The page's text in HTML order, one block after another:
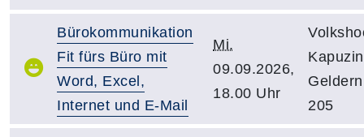
Bürokommunikation
Fit fürs Büro mit
Word, Excel,
Internet und E-Mail
Mi.
09.09.2026,
18.00 Uhr
205